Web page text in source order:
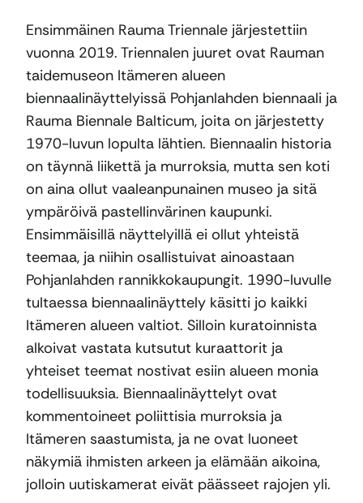
Ensimmäinen Rauma Triennale järjestettiin
vuonna 2019. Triennalen juuret ovat Rauman
taidemuseon Itämeren alueen
biennaalinäyttelyissä Pohjanlahden biennaali ja
Rauma Biennale Balticum, joita on järjestetty
1970-luvun lopulta lähtien. Biennaalin historia
on täynnä liikettä ja murroksia, mutta sen koti
on aina ollut vaaleanpunainen museo ja sitä
ympäröivä pastellinvärinen kaupunki.
Ensimmäisillä näyttelyillä ei ollut yhteistä
teemaa, ja niihin osallistuivat ainoastaan
Pohjanlahden rannikkokaupungit. 1990-luvulle
tultaessa biennaalinäyttely käsitti jo kaikki
Itämeren alueen valtiot. Silloin kuratoinnista
alkoivat vastata kutsutut kuraattorit ja
yhteiset teemat nostivat esiin alueen monia
todellisuuksia. Biennaalinäyttelyt ovat
kommentoineet poliittisia murroksia ja
Itämeren saastumista, ja ne ovat luoneet
näkymiä ihmisten arkeen ja elämään aikoina,
jolloin uutiskamerat eivät päässeet rajojen yli.